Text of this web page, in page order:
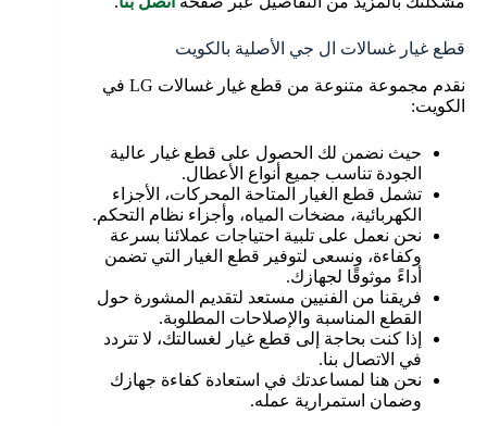
قطع غيار غسالات ال جي الأصلية بالكويت
نقدم مجموعة متنوعة من قطع غيار غسالات LG في
الكويت:
حيث نضمن لك الحصول على قطع غيار عالية
الجودة تناسب جميع أنواع الأعطال.
تشمل قطع الغيار المتاحة المحركات، الأجزاء
الكهربائية، مضخات المياه، وأجزاء نظام التحكم.
نحن نعمل على تلبية احتياجات عملائنا بسرعة
وكفاءة، ونسعى لتوفير قطع الغيار التي تضمن
أداءً موثوقًا لجهازك.
فريقنا من الفنيين مستعد لتقديم المشورة حول
القطع المناسبة والإصلاحات المطلوبة.
إذا كنت بحاجة إلى قطع غيار لغسالتك، لا تتردد
في الاتصال بنا.
نحن هنا لمساعدتك في استعادة كفاءة جهازك
وضمان استمرارية عمله.